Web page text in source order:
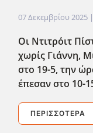
07 Δεκεμβρίου 2025|
Οι Ντιτρόιτ
χωρίς Γιάννη,
στο 19-5, την
έπεσαν στο 10-
ΠΕΡΙΣΣΌΤΕΡΑ